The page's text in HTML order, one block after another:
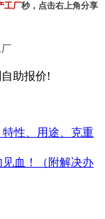
秒，点击右上角分享
助报价!
性、用途、克重
血！（附解决办